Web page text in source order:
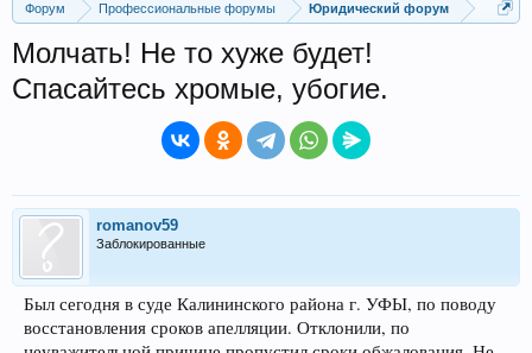
Форум Профессиональные форумы Юридический форум
Молчать! Не то хуже будет!
Спасайтесь хромые, убогие.
romanov59
Заблокированные
Был сегодня в суде Калининского района г. УФЫ, по поводу
восстановления сроков апелляции. Отклонили, по